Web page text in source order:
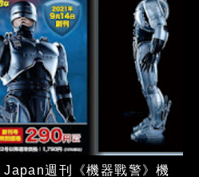
週刊《機器戰警》機